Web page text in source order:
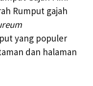
Rumput gajah
yang populer
dan halaman